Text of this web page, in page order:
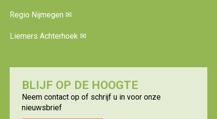
Regio Nijmegen ✉
Liemers Achterhoek ✉
BLIJF OP DE HOOGTE
Neem contact op of schrijf u in voor onze
nieuwsbrief